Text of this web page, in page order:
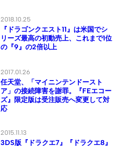
2018.10.25
『ドラゴンクエスト11』は米国でシ
リーズ最高の初動売上、これまで1位
の『9』の2倍以上
2017.01.26
任天堂、「マイニンテンドースト
ア」の接続障害を謝罪。『FEエコー
ズ』限定版は受注販売へ変更して対
応
2015.11.13
3DS版『ドラクエ7』『ドラクエ8』